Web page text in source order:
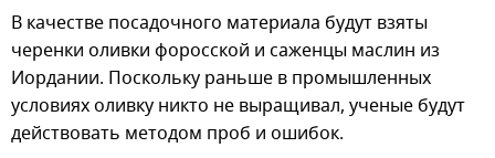
В качестве посадочного материала будут взяты
черенки оливки форосской и саженцы маслин из
Иордании. Поскольку раньше в промышленных
условиях оливку никто не выращивал, ученые будут
действовать методом проб и ошибок.